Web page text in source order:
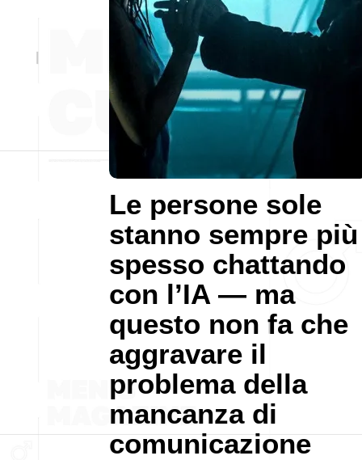
Le persone sole
stanno sempre più
spesso chattando
con l’IA — ma
questo non fa che
aggravare il
problema della
mancanza di
comunicazione